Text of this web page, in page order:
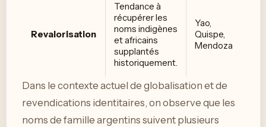
Revalorisation
Tendance à
récupérer les
noms indigènes
et africains
supplantés
historiquement.
Yao,
Quispe,
Mendoza
Dans le contexte actuel de globalisation et de
revendications identitaires, on observe que les
noms de famille argentins suivent plusieurs